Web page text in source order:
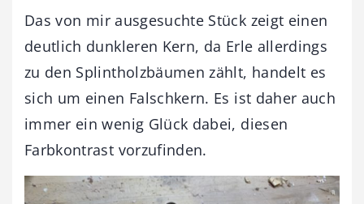
Das von mir ausgesuchte Stück zeigt einen
deutlich dunkleren Kern, da Erle allerdings
zu den Splintholzbäumen zählt, handelt es
sich um einen Falschkern. Es ist daher auch
immer ein wenig Glück dabei, diesen
Farbkontrast vorzufinden.